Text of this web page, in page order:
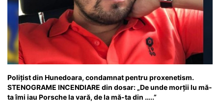
Polițist din Hunedoara, condamnat pentru proxenetism.
STENOGRAME INCENDIARE din dosar: „De unde morţii lu mă-
ta îmi iau Porsche la vară, de la mă-ta din …..”